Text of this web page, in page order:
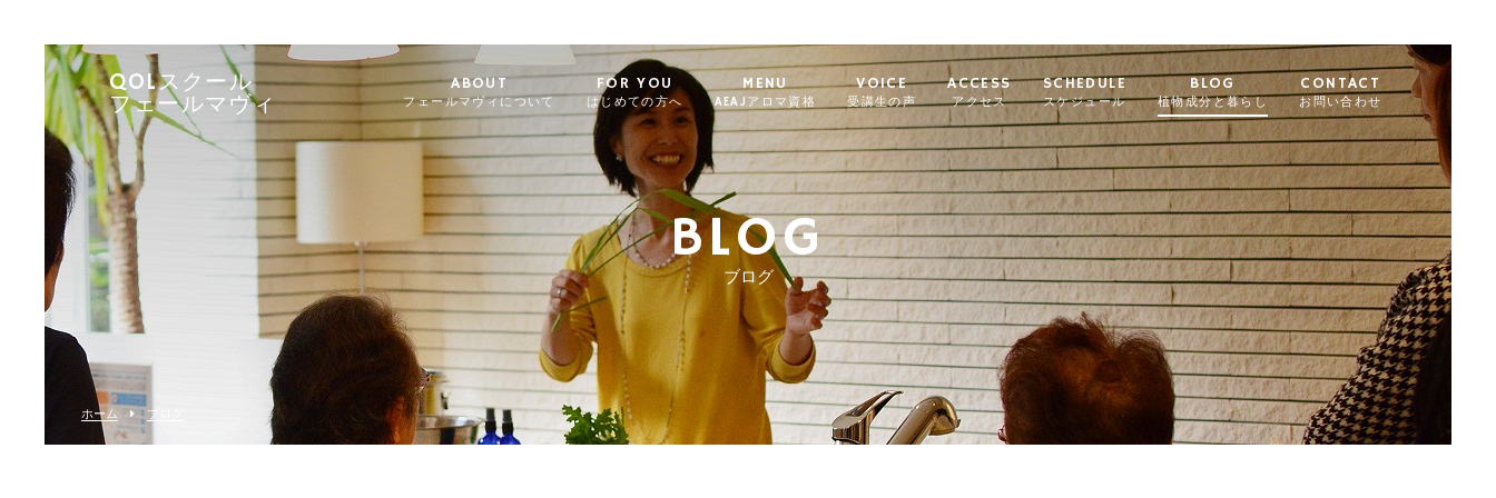
QOLスクール
フェールマヴィ
ABOUT
フェールマヴィについて
FOR YOU
はじめての方へ
MENU
AEAJアロマ資格
VOICE
受講生の声
ACCESS
アクセス
SCHEDULE
スケジュール
BLOG
植物成分と暮らし
CONTACT
お問い合わせ
BLOG
ブログ
ホーム ブログ